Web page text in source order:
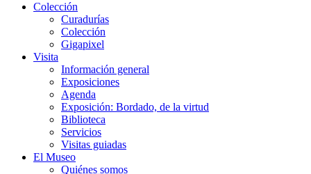
Colección
Curadurías
Colección
Gigapixel
Visita
Información general
Exposiciones
Agenda
Exposición: Bordado, de la virtud
Biblioteca
Servicios
Visitas guiadas
El Museo
Quiénes somos